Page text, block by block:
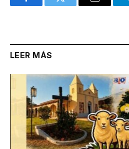
FacebookTwitter Email
LEER MÁS